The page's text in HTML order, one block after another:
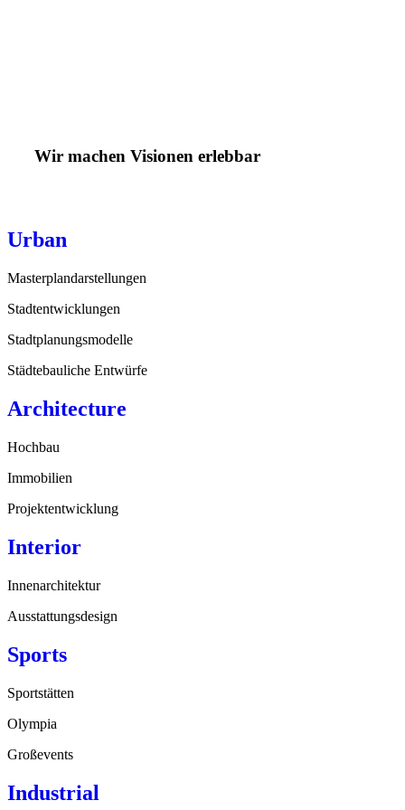
Wir machen Visionen erlebbar
Urban
Masterplandarstellungen
Stadtentwicklungen
Stadtplanungsmodelle
Städtebauliche Entwürfe
Architecture
Hochbau
Immobilien
Projektentwicklung
Interior
Innenarchitektur
Ausstattungsdesign
Sports
Sportstätten
Olympia
Großevents
Industrial